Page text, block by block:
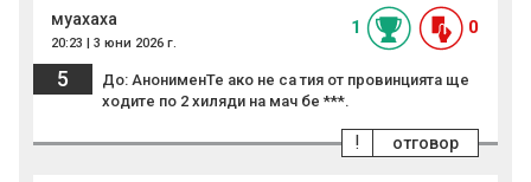
муахаха
20:23 | 3 юни 2026 г.
1 0
5
До: АнонименТе ако не са тия от провинцията ще
ходите по 2 хиляди на мач бе ***.
отговор
!